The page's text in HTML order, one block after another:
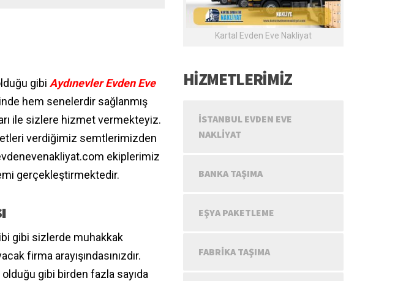
gibi Aydınevler Evden Eve
hem senelerdir sağlanmış
ile sizlere hizmet vermekteyiz.
verdiğimiz semtlerimizden
ekiplerimiz
gerçekleştirmektedir.
gibi sizlerde muhakkak
firma arayışındasınızdır.
gibi birden fazla sayıda
Kartal Evden Eve Nakliyat
HİZMETLERİMİZ
İSTANBUL EVDEN EVE
NAKLIYAT
BANKA TAŞIMA
EŞYA PAKETLEME
FABRIKA TAŞIMA